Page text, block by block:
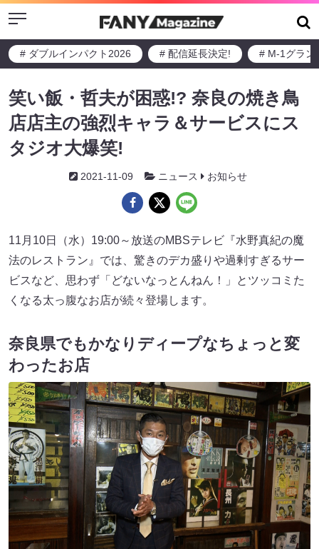
Menu
# ダブルインパクト2026 # 配信延長決定! # M-1グラン
笑い飯・哲夫が困惑!? 奈良の焼き鳥
店店主の強烈キャラ＆サービスにス
タジオ大爆笑!
2021-11-09 ニュース お知らせ
11月10日（水）19:00～放送のMBSテレビ『水野真紀の魔
法のレストラン』では、驚きのデカ盛りや過剰すぎるサー
ビスなど、思わず「どないなっとんねん！」とツッコミた
くなる太っ腹なお店が続々登場します。
奈良県でもかなりディープなちょっと変
わったお店